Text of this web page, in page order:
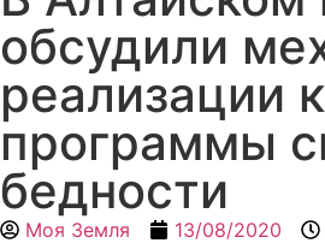
обсудили
реализации
программы
бедности
Моя Земля 13/08/2020